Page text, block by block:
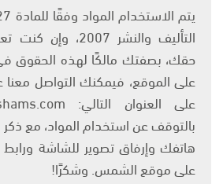
التأليف والنشر
حقك، بصفتك مالكًا لهذه الحقوق
على الموقع، فيمكنك التواصل معنا
بالتوقف عن استخدام المواد، مع
هاتفك وإرفاق تصوير للشاشة
على موقع الشمس. وشكرًا!